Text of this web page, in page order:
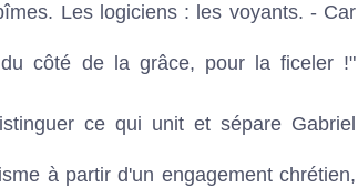
Les logiciens : les voyants. - Car
côté de la grâce, pour la ficeler !"
ce qui unit et sépare Gabriel
à partir d'un engagement chrétien,